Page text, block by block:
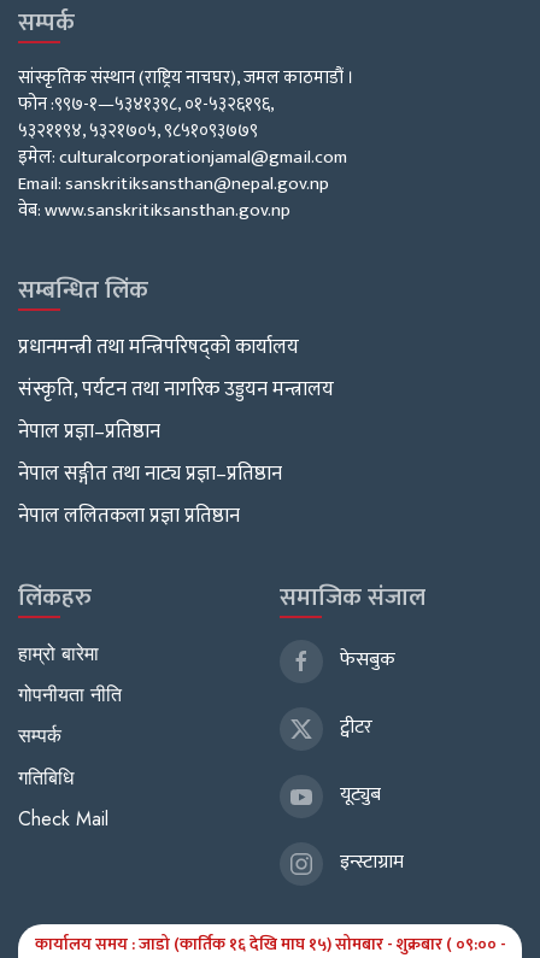
सम्पर्क
सांस्कृतिक संस्थान (राष्ट्रिय नाचघर), जमल काठमाडौं ।
फोन :९९७-१—५३४१३९८, ०१-५३२६१९६,
५३२११९४, ५३२१७०५, ९८५१०९३७७९
इमेल: culturalcorporationjamal@gmail.com
Email: sanskritiksansthan@nepal.gov.np
वेब: www.sanskritiksansthan.gov.np
सम्बन्धित लिंक
प्रधानमन्त्री तथा मन्त्रिपरिषद्को कार्यालय
संस्कृति, पर्यटन तथा नागरिक उड्डयन मन्त्रालय
नेपाल प्रज्ञा–प्रतिष्ठान
नेपाल सङ्गीत तथा नाट्य प्रज्ञा–प्रतिष्ठान
नेपाल ललितकला प्रज्ञा प्रतिष्ठान
लिंकहरु
हाम्रो बारेमा
गोपनीयता नीति
सम्पर्क
गतिबिधि
Check Mail
समाजिक संजाल
फेसबुक
ट्वीटर
यूट्युब
इन्स्टाग्राम
कार्यालय समय : जाडो (कार्तिक १६ देखि माघ १५) सोमबार - शुक्रबार ( ०९:०० -